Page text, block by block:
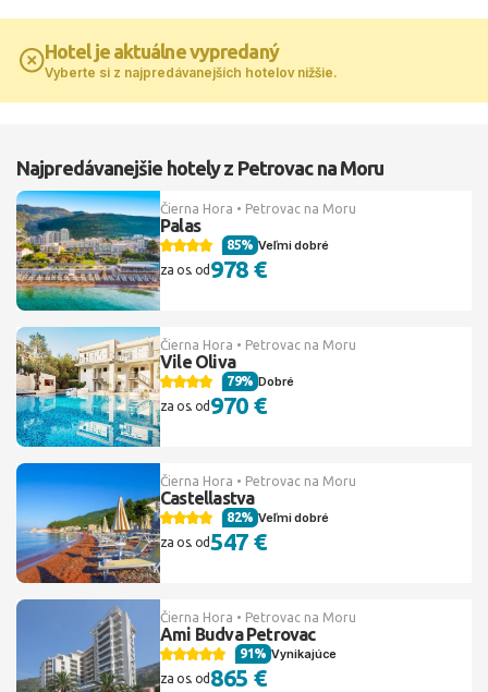
Hotel je aktuálne vypredaný
Vyberte si z najpredávanejších hotelov nižšie.
Najpredávanejšie hotely z Petrovac na Moru
Čierna Hora • Petrovac na Moru
Palas
Veľmi dobré
85%
za os. od 978 €
Čierna Hora • Petrovac na Moru
Vile Oliva
Dobré
79%
za os. od 970 €
Čierna Hora • Petrovac na Moru
Castellastva
Veľmi dobré
82%
za os. od547 €
Čierna Hora • Petrovac na Moru
Ami Budva Petrovac
Vynikajúce
91%
za os. od 865 €